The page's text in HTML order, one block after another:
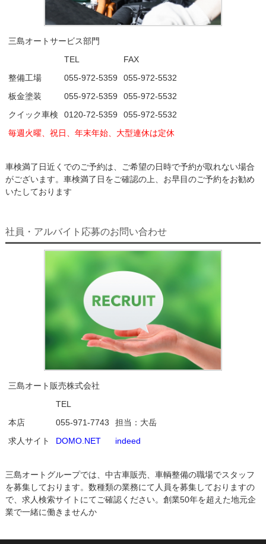
三島オートサービス部門
TEL
FAX
整備工場
055-972-5359
055-972-5532
板金塗装
055-972-5359
055-972-5532
クイック車検
0120-72-5359
055-972-5532
毎週火曜、祝日、年末年始、大型連休は定休
車検満了日近くでのご予約は、ご希望の日時で予約が取れない場合
がございます。車検満了日をご確認の上、お早目のご予約をお勧め
いたしております
社員・アルバイト応募のお問い合わせ
三島オート販売株式会社
TEL
本店
055-971-7743
担当：大岳
求人サイト
DOMO.NET indeed
三島オートグループでは、中古車販売、車輌整備の職場でスタッフ
を募集しております。数種類の業務にて人員を募集しておりますの
で、求人検索サイトにてご確認ください。創業50年を超えた地元企
業で一緒に働きませんか